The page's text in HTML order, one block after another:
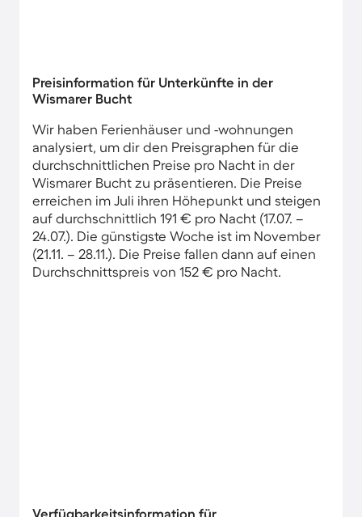
Preisinformation für Unterkünfte in der
Wismarer Bucht
Wir haben Ferienhäuser und -wohnungen
analysiert, um dir den Preisgraphen für die
durchschnittlichen Preise pro Nacht in der
Wismarer Bucht zu präsentieren. Die Preise
erreichen im Juli ihren Höhepunkt und steigen
auf durchschnittlich 191 € pro Nacht (17.07. –
24.07.). Die günstigste Woche ist im November
(21.11. – 28.11.). Die Preise fallen dann auf einen
Durchschnittspreis von 152 € pro Nacht.
Verfügbarkeitsinformation für